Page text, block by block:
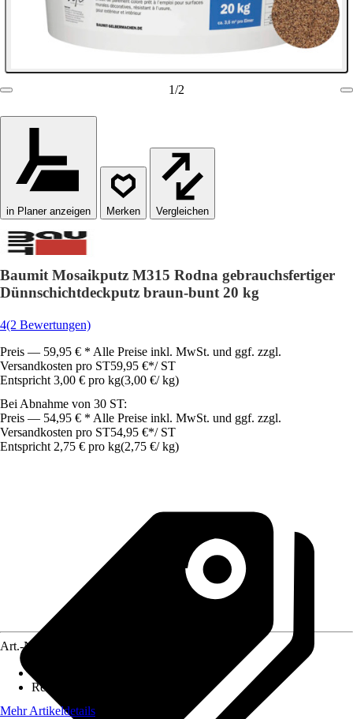
1/2
in Planer anzeigen Vergleichen
Baumit Mosaikputz M315 Rodna gebrauchsfertiger
Dünnschichtdeckputz braun-bunt 20 kg
4(2 Bewertungen)
Preis — 59,95 € * Alle Preise inkl. MwSt. und ggf. zzgl.
Versandkosten pro ST59,95 €*/ ST
Entspricht 3,00 € pro kg(3,00 €/ kg)
Bei Abnahme von 30 ST:
Preis — 54,95 € * Alle Preise inkl. MwSt. und ggf. zzgl.
Versandkosten pro ST54,95 €*/ ST
Entspricht 2,75 € pro kg(2,75 €/ kg)
Art.-Nr.
Reichweite (ca.)
Mehr Artikeldetails